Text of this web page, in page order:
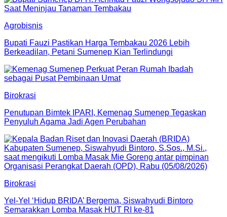
Agrobisnis
Bupati Fauzi Pastikan Harga Tembakau 2026 Lebih
Berkeadilan, Petani Sumenep Kian Terlindungi
Birokrasi
Penutupan Bimtek IPARI, Kemenag Sumenep Tegaskan
Penyuluh Agama Jadi Agen Perubahan
Birokrasi
Yel-Yel ‘Hidup BRIDA’ Bergema, Siswahyudi Bintoro
Semarakkan Lomba Masak HUT RI ke-81